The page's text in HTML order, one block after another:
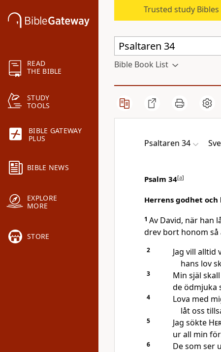
READ
THE BIBLE
STUDY
TOOLS
BIBLE GATEWAY
PLUS
BIBLE NEWS
EXPLORE
MORE
STORE
Trusted study
Bible Book List
Psaltaren 34
Psalm 34[a]
Herrens godhet och
1 Av David, när han
drev bort honom så
2 Jag vill alltid
hans lov
3 Min själ
de ödmjuka
4 Lova med
låt oss
5 Jag sökte
ur all min
6
De som ser